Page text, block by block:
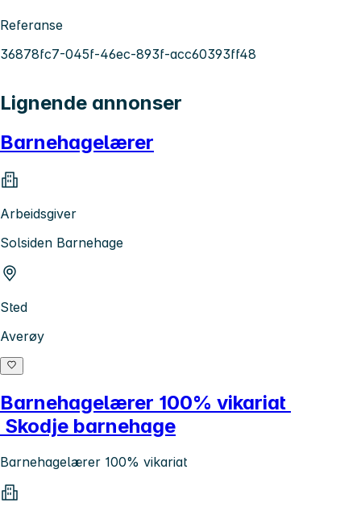
Referanse
36878fc7-045f-46ec-893f-acc60393ff48
Lignende annonser
Barnehagelærer
Arbeidsgiver
Solsiden Barnehage
Sted
Averøy
Barnehagelærer 100% vikariat
Skodje barnehage
Barnehagelærer 100% vikariat